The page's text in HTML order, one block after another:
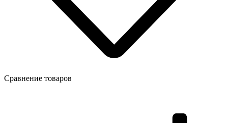
Сравнение товаров